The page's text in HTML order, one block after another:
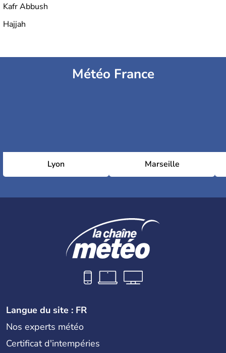
Kafr Abbush
Hajjah
Météo France
Lyon Marseille
Langue du site : FR
Nos experts météo
Certificat d'intempéries